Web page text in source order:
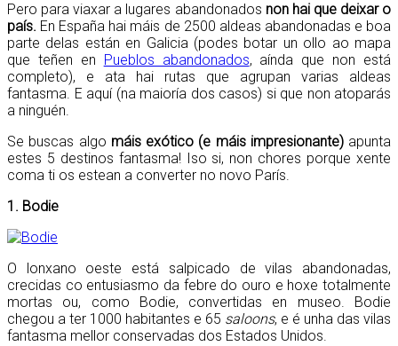
Pero para viaxar a lugares abandonados non hai que deixar o
país. En España hai máis de 2500 aldeas abandonadas e boa
parte delas están en Galicia (podes botar un ollo ao mapa
que teñen en
Pueblos abandonados, aínda que non está
completo), e ata hai rutas que agrupan varias aldeas
fantasma. E aquí (na maioría dos casos) si que non atoparás
a ninguén.
Se buscas algo máis exótico (e máis impresionante)apunta
estes 5 destinos fantasma! Iso si, non chores porque xente
coma ti os estean a converter no novo París.
1. Bodie
O lonxano oeste está salpicado de vilas abandonadas,
crecidas co entusiasmo da febre do ouro e hoxe totalmente
mortas ou, como Bodie, convertidas en museo. Bodie
chegou a ter 1000 habitantes e 65 saloons, e é unha das vilas
fantasma mellor conservadas dos Estados Unidos.